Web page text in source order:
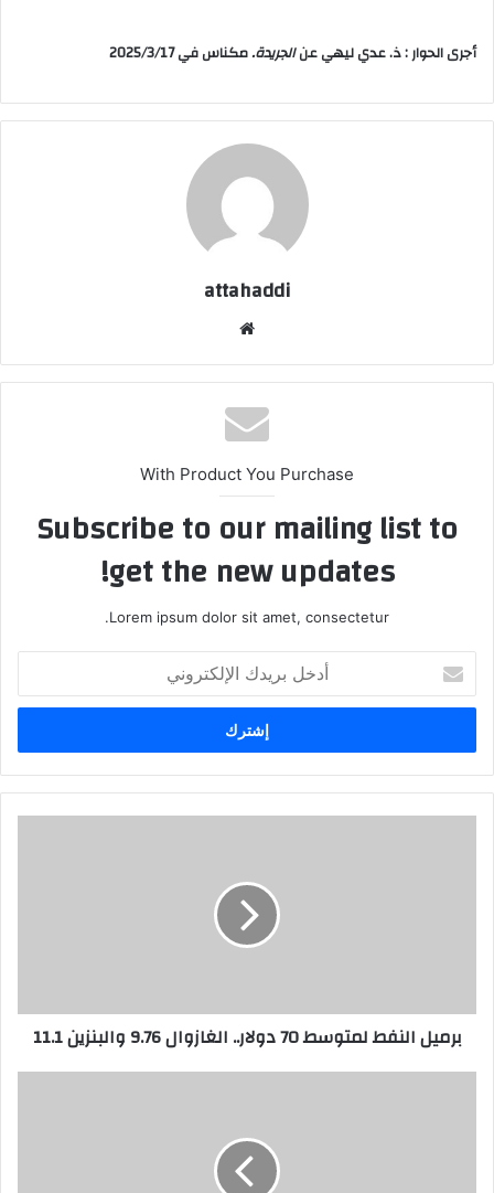
أجرى الحوار : ذ. عدي ليهي عنالجريدة.مكناس في 2025/3/17
attahaddi
الوي
ب
With Product You Purchase
Subscribe to our mailing list to
get the new updates!
Lorem ipsum dolor sit amet, consectetur.
خ
ب
ر
ر
برميل النفط لمتوسط 70 دولار.. الغازوال 9.76 والبنزين 11.1